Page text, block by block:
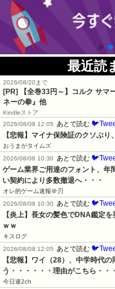
最近読
2026/08/20まで
[PR]
【全巻33円～】コルク サ
ネーの拳』他
Kindleストア
2026/08/08 12:05
あとで読む
【悲報】マイナ保険証のクソぶ
おうまがタイムズ
2026/08/08 10:30
あとで読む
ゲーム業界ご用達のフォント、年
い契約により多数撤退へ・・・
オレ的ゲーム速報＠刃
2026/08/08 10:30
あとで読む
【炎上】長女の髪色でDNA鑑定
ｗｗ
キスログ
2026/08/08 12:05
あとで読む
【悲報】ワイ（28）、中学時代
う・・・・・・理由がこちら・・
今日速2ch